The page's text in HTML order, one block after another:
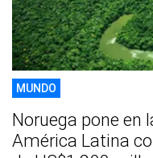
MUNDO
Noruega pone en
América Latina